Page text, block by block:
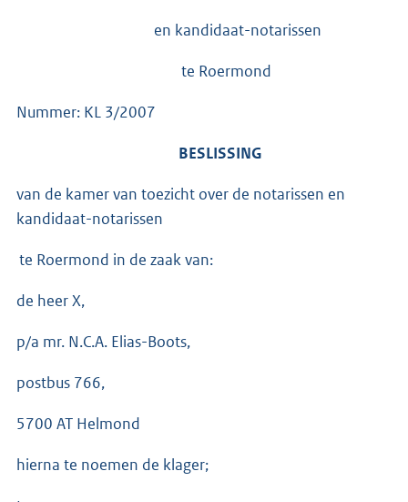
en kandidaat-notarissen
te Roermond
Nummer: KL 3/2007
BESLISSING
van de kamer van toezicht over de notarissen en
kandidaat-notarissen
te Roermond in de zaak van:
de heer X,
p/a mr. N.C.A. Elias-Boots,
postbus 766,
5700 AT Helmond
hierna te noemen de klager;